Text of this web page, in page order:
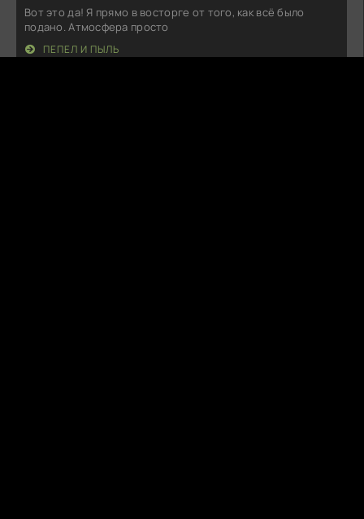
Вот это да! Я прямо в восторге от того, как всё было
подано. Атмосфера просто
ПЕПЕЛ И ПЫЛЬ